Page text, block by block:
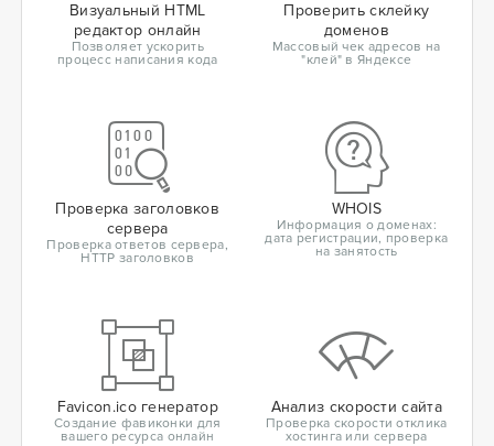
Визуальный HTML
редактор онлайн
Позволяет ускорить
процесс написания кода
Проверить склейку
доменов
Массовый чек адресов на
"клей" в Яндексе
Проверка заголовков
сервера
Проверка ответов сервера,
HTTP заголовков
WHOIS
Информация о доменах:
дата регистрации, проверка
на занятость
Favicon.ico генератор
Создание фавиконки для
вашего ресурса онлайн
Анализ скорости сайта
Проверка скорости отклика
хостинга или сервера